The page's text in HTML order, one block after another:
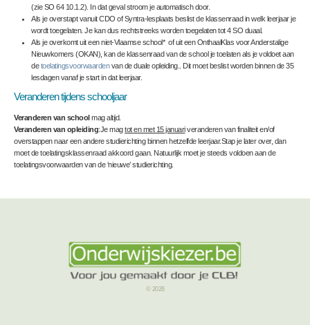
(zie SO 64 10.1.2). In dat geval stroom je automatisch door.
Als je overstapt vanuit CDO of Syntra-lesplaats beslist de klassenraad in welk leerjaar je
wordt toegelaten. Je kan dus rechtstreeks worden toegelaten tot 4 SO duaal.
Als je overkomt uit een niet-Vlaamse school* of uit een OnthaalKlas voor Anderstalige
Nieuwkomers (OKAN), kan de klassenraad van de school je toelatenals je voldoet aan
detoelatingsvoorwaardenvan de duale opleiding.. Dit moet beslist worden binnen de 35
lesdagen vanaf je start in dat leerjaar.
Veranderen tijdens schooljaar
Veranderen van schoolmag altijd.
Veranderen van opleiding:Je magtot en met 15 januariveranderen van finaliteit en/of
overstappen naar een andere studierichting binnen hetzelfde leerjaar.Stap je later over, dan
moet de toelatingsklassenraad akkoord gaan. Natuurlijk moet je steeds voldoen aan de
toelatingsvoorwaarden van de ‘nieuwe’ studierichting.
© 2026